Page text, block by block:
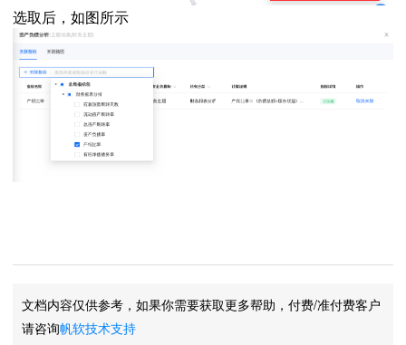
选取后，如图所示
文档内容仅供参考，如果你需要获取更多帮助，付费/准付费客户
请咨询帆软技术支持